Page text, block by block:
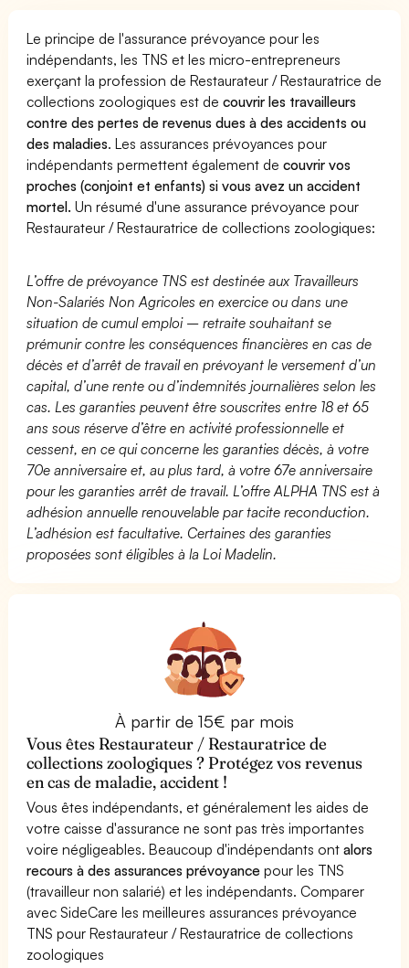
Le principe de l'assurance prévoyance pour les
indépendants, les TNS et les micro-entrepreneurs
exerçant la profession de Restaurateur / Restauratrice de
collections zoologiques est decouvrir les travailleurs
contre des pertes de revenus dues à des accidents ou
des maladies. Les assurances prévoyances pour
indépendants permettent également decouvrir vos
proches (conjoint et enfants) si vous avez un accident
mortel. Un résumé d'une assurance prévoyance pour
Restaurateur / Restauratrice de collections zoologiques:
L’offre de prévoyance TNS est destinée aux Travailleurs
Non-Salariés Non Agricoles en exercice ou dans une
situation de cumul emploi – retraite souhaitant se
prémunir contre les conséquences financières en cas de
décès et d’arrêt de travail en prévoyant le versement d’un
capital, d’une rente ou d’indemnités journalières selon les
cas. Les garanties peuvent être souscrites entre 18 et 65
ans sous réserve d’être en activité professionnelle et
cessent, en ce qui concerne les garanties décès, à votre
70e anniversaire et, au plus tard, à votre 67e anniversaire
pour les garanties arrêt de travail. L’offre ALPHA TNS est à
adhésion annuelle renouvelable par tacite reconduction.
L’adhésion est facultative. Certaines des garanties
proposées sont éligibles à la Loi Madelin.
À partir de 15€ par mois
Vous êtes Restaurateur / Restauratrice de
collections zoologiques ? Protégez vos revenus
en cas de maladie, accident !
Vous êtes indépendants, et généralement les aides de
votre caisse d'assurance ne sont pas très importantes
voire négligeables. Beaucoup d'indépendants ontalors
recours à des assurances prévoyance pour les TNS
(travailleur non salarié) et les indépendants. Comparer
avec SideCare les meilleures assurances prévoyance
TNS pour Restaurateur / Restauratrice de collections
zoologiques